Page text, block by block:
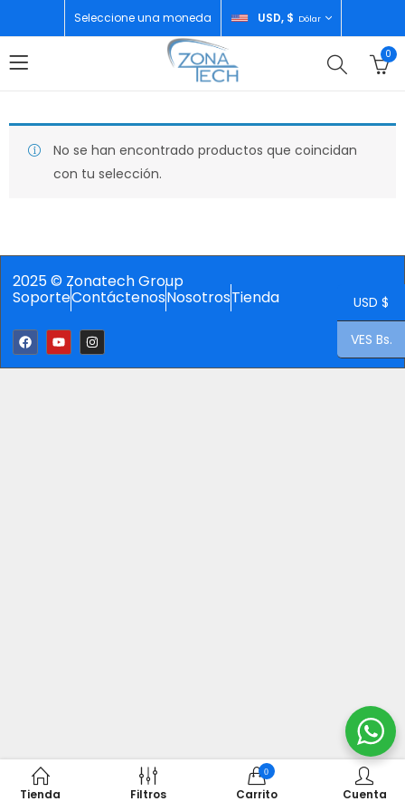
Seleccione una moneda USD, $ Dólar
0
No se han encontrado productos que coincidan
con tu selección.
2025 © Zonatech Group
SoporteContáctenosNosotrosTienda
Tienda Filtros
0
Carrito Cuenta
USD $
VES Bs.